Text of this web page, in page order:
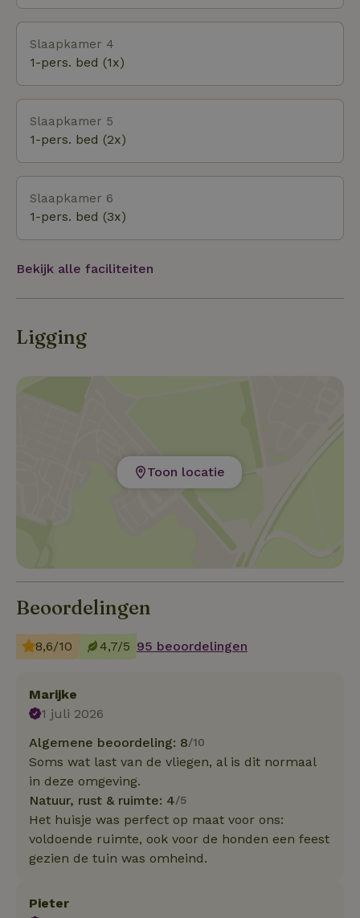
Slaapkamer 4
1-pers. bed (1x)
Slaapkamer 5
1-pers. bed (2x)
Slaapkamer 6
1-pers. bed (3x)
Bekijk alle faciliteiten
Ligging
Toon locatie
Beoordelingen
8,6/10 4,7/5 95 beoordelingen
Marijke
1 juli 2026
Algemene beoordeling: 8/10
Soms wat last van de vliegen, al is dit normaal
in deze omgeving.
Natuur, rust & ruimte: 4/5
Het huisje was perfect op maat voor ons:
voldoende ruimte, ook voor de honden een feest
gezien de tuin was omheind.
Pieter